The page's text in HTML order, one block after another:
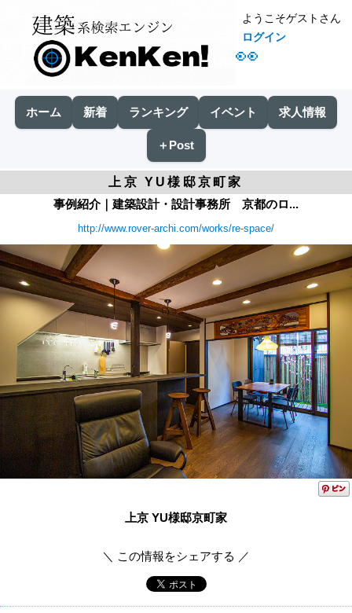
👀
ようこそゲストさん
ログイン
ホーム 新着 ランキング イベント 求人情報
＋Post
上京 YU様邸京町家
事例紹介｜建築設計・設計事務所 京都のロ...
http://www.rover-archi.com/works/re-space/
上京 YU様邸京町家
＼ この情報をシェアする ／